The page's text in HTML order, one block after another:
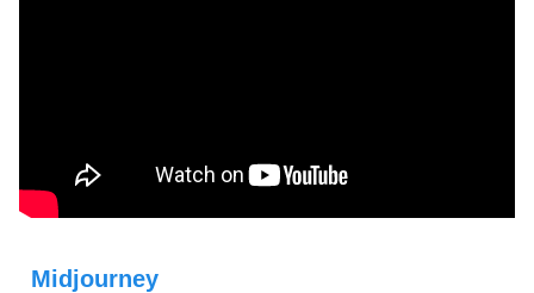
Midjourney